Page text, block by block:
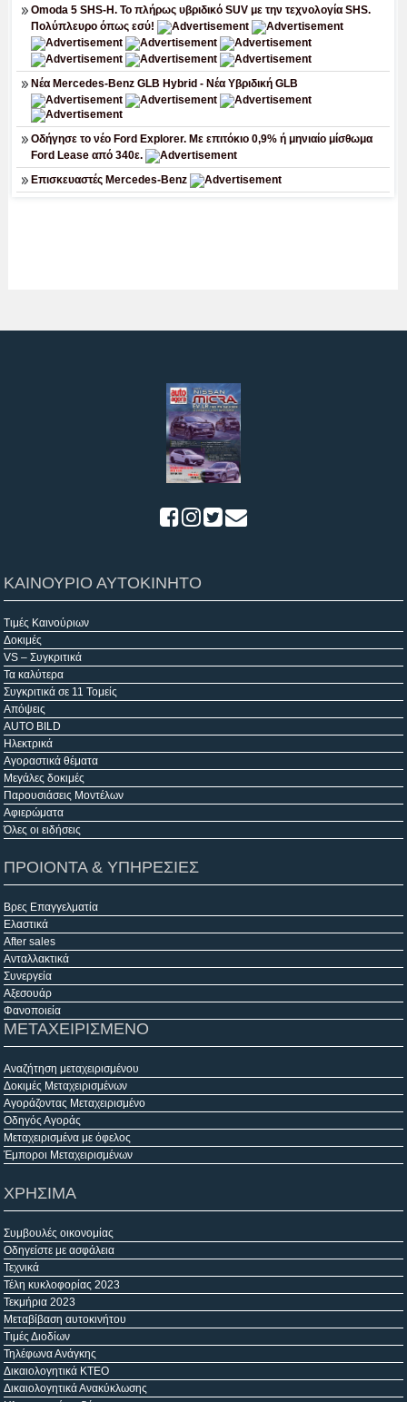
ΚΑΙΝΟΥΡΙΟ ΑΥΤΟΚΙΝΗΤΟ
Τιμές Καινούριων
Δοκιμές
VS – Συγκριτικά
Τα καλύτερα
Συγκριτικά σε 11 Τομείς
Απόψεις
AUTO BILD
Ηλεκτρικά
Αγοραστικά θέματα
Μεγάλες δοκιμές
Παρουσιάσεις Μοντέλων
Αφιερώματα
Όλες οι ειδήσεις
ΠΡΟΙΟΝΤΑ & ΥΠΗΡΕΣΙΕΣ
Βρες Επαγγελματία
Ελαστικά
After sales
Ανταλλακτικά
Συνεργεία
Αξεσουάρ
Φανοποιεία
ΜΕΤΑΧΕΙΡΙΣΜΕΝΟ
Αναζήτηση μεταχειρισμένου
Δοκιμές Μεταχειρισμένων
Αγοράζοντας Μεταχειρισμένο
Οδηγός Αγοράς
Μεταχειρισμένα με όφελος
Έμποροι Μεταχειρισμένων
ΧΡΗΣΙΜΑ
Συμβουλές οικονομίας
Οδηγείστε με ασφάλεια
Τεχνικά
Τέλη κυκλοφορίας 2023
Τεκμήρια 2023
Μεταβίβαση αυτοκινήτου
Τιμές Διοδίων
Τηλέφωνα Ανάγκης
Δικαιολογητικά ΚΤΕΟ
Δικαιολογητικά Ανακύκλωσης